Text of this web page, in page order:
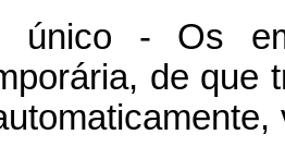
único - Os
de que